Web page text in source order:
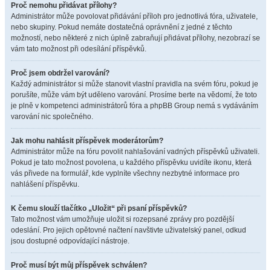
Proč nemohu přidávat přílohy?
Administrátor může povolovat přidávání příloh pro jednotlivá fóra, uživatele,
nebo skupiny. Pokud nemáte dostatečná oprávnění z jedné z těchto
možností, nebo některé z nich úplně zabraňují přidávat přílohy, nezobrazí se
vám tato možnost při odesílání příspěvků.
Proč jsem obdržel varování?
Každý administrátor si může stanovit vlastní pravidla na svém fóru, pokud je
porušíte, může vám být uděleno varování. Prosíme berte na vědomí, že toto
je plně v kompetenci administrátorů fóra a phpBB Group nemá s vydáváním
varování nic společného.
Jak mohu nahlásit příspěvek moderátorům?
Administrátor může na fóru povolit nahlašování vadných příspěvků uživateli.
Pokud je tato možnost povolena, u každého příspěvku uvidíte ikonu, která
vás přivede na formulář, kde vyplníte všechny nezbytné informace pro
nahlášení příspěvku.
K čemu slouží tlačítko „Uložit“ při psaní příspěvků?
Tato možnost vám umožňuje uložit si rozepsané zprávy pro pozdější
odeslání. Pro jejich opětovné načtení navštivte uživatelský panel, odkud
jsou dostupné odpovídající nástroje.
Proč musí být můj příspěvek schválen?